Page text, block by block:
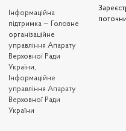
Iнформаційна
підтримка — Головне
організаційне
управління Апарату
Верховної Ради
України,
Інформаційне
управління Апарату
Верховної Ради
України